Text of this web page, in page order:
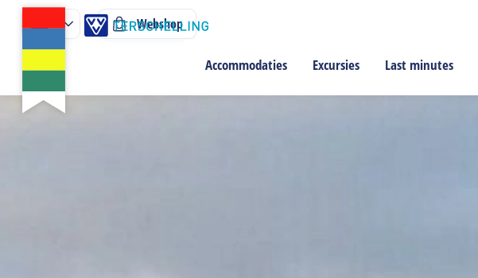
Accommodaties Excursies Last minutes
Webshop